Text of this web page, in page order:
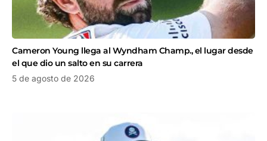
Cameron Young llega al Wyndham Champ., el lugar desde
el que dio un salto en su carrera
5 de agosto de 2026